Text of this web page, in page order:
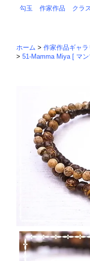
勾玉 作家作品 クラ
ホーム >作家作品ギャラ
>51-Mamma Miya [ マ